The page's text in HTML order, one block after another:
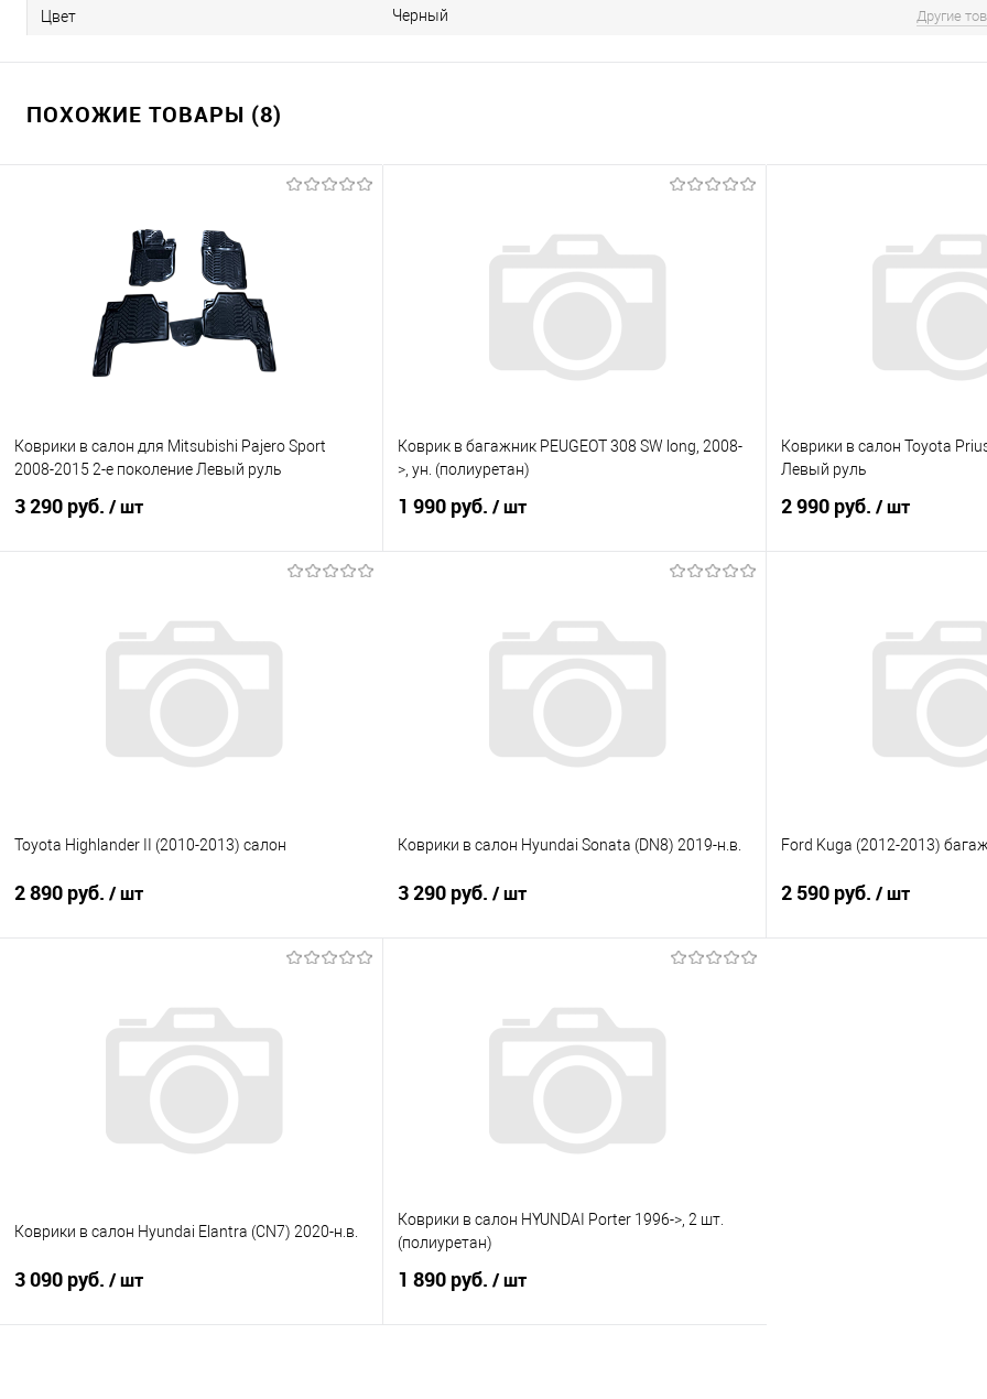
Цвет Черный Другие
ПОХОЖИЕ ТОВАРЫ (8)
Коврики в салон для Mitsubishi Pajero Sport
2008-2015 2-е поколение Левый руль
3 290 руб. / шт
Купить в 1 клик
Сравнение
Под заказ
Коврик в багажник PEUGEOT 308 SW long, 2008-
>, ун. (полиуретан)
1 990 руб. / шт
Купить в 1 клик
Сравнение
Под заказ
Коврики в салон Toyota
Левый руль
2 990 руб. / шт
Купить в 1 клик
Toyota Highlander II (2010-2013) салон
2 890 руб. / шт
Купить в 1 клик
Сравнение
Под заказ
Коврики в салон Hyundai Sonata (DN8) 2019-н.в.
3 290 руб. / шт
Купить в 1 клик
Сравнение
Под заказ
Ford Kuga (2012-2013)
2 590 руб. / шт
Коврики в салон Hyundai Elantra (CN7) 2020-н.в.
3 090 руб. / шт
Коврики в салон HYUNDAI Porter 1996->, 2 шт.
(полиуретан)
1 890 руб. / шт